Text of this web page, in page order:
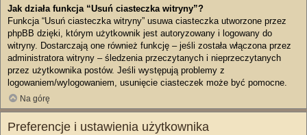
Jak działa funkcja “Usuń ciasteczka witryny”?
Funkcja “Usuń ciasteczka witryny” usuwa ciasteczka utworzone przez
phpBB dzięki, którym użytkownik jest autoryzowany i logowany do
witryny. Dostarczają one również funkcję – jeśli została włączona przez
administratora witryny – śledzenia przeczytanych i nieprzeczytanych
przez użytkownika postów. Jeśli występują problemy z
logowaniem/wylogowaniem, usunięcie ciasteczek może być pomocne.
Na górę
Preferencje i ustawienia użytkownika